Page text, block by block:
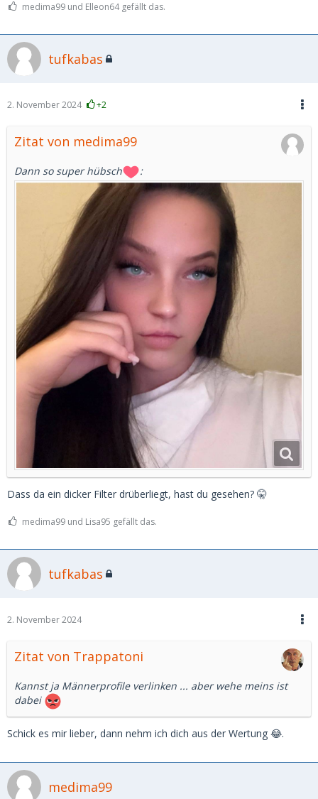
medima99 und Elleon64 gefällt das.
tufkabas
2. November 2024 +2
Zitat von medima99
Dann so super hübsch :
Dass da ein dicker Filter drüberliegt, hast du gesehen? 🤫
medima99 und Lisa95 gefällt das.
tufkabas
2. November 2024
Zitat von Trappatoni
Kannst ja Männerprofile verlinken ... aber wehe meins ist
dabei
Schick es mir lieber, dann nehm ich dich aus der Wertung 😂.
medima99